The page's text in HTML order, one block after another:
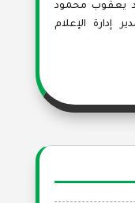
يعقوب محمود
إدارة الإعلام